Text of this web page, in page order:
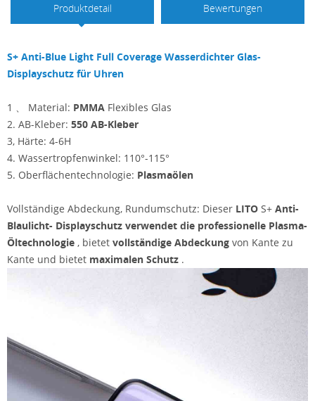
Produktdetail Bewertungen
S+ Anti-Blue Light Full Coverage Wasserdichter Glas-
Displayschutz für Uhren
1 、 Material: PMMA Flexibles Glas
2. AB-Kleber: 550 AB-Kleber
3, Härte: 4-6H
4. Wassertropfenwinkel: 110°-115°
5. Oberflächentechnologie: Plasmaölen
Vollständige Abdeckung, Rundumschutz: Dieser LITO S+ Anti-
Blaulicht- Displayschutz verwendet die professionelle Plasma-
Öltechnologie , bietet vollständige Abdeckung von Kante zu
Kante und bietet maximalen Schutz .